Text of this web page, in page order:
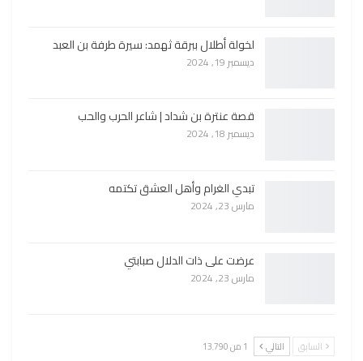
لخولة أطلال ببرقة ثهمد: سيرة طرفة بن العبد
ديسمبر 19, 2024
قصة عنترة بن شداد | شاعر الحرب والحب
ديسمبر 18, 2024
تبدي الغرام وأهل العشق تكتمه
مارس 23, 2024
عرضت على ذات الدلال صبابتي
مارس 23, 2024
السابق التالي 1 من 13٬790